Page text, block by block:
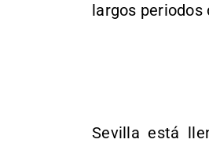
largos periodos
Sevilla está